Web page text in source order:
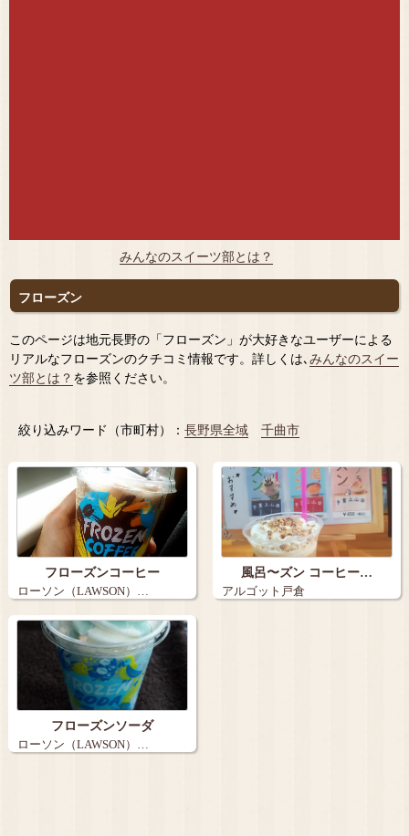
みんなのスイーツ部とは？
フローズン
このページは地元長野の「フローズン」が大好きなユーザーによる
リアルなフローズンのクチコミ情報です。詳しくは､ みんなのスイー
ツ部とは？ を参照ください。
絞り込みワード（市町村）： 長野県全域 千曲市
フローズンコーヒー
ローソン（LAWSON）…
風呂〜ズン コーヒー…
アルゴット戸倉
フローズンソーダ
ローソン（LAWSON）…